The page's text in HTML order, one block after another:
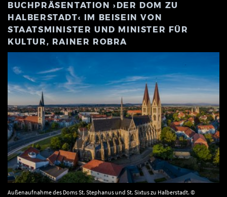
BUCHPRÄSENTATION ›DER DOM ZU
HALBERSTADT‹ IM BEISEIN VON
STAATSMINISTER UND MINISTER FÜR
KULTUR, RAINER ROBRA
Außenaufnahme des Doms St. Stephanus und St. Sixtus zu Halberstadt. ©